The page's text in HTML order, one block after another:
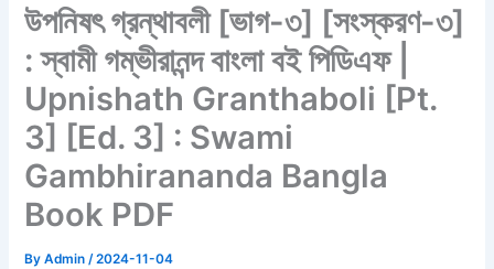
উপনিষৎ গ্রন্থাবলী [ভাগ-৩] [সংস্করণ-৩]
: স্বামী গম্ভীরানন্দ বাংলা বই পিডিএফ |
Upnishath Granthaboli [Pt.
3] [Ed. 3] : Swami
Gambhirananda Bangla
Book PDF
ByAdmin/2024-11-04